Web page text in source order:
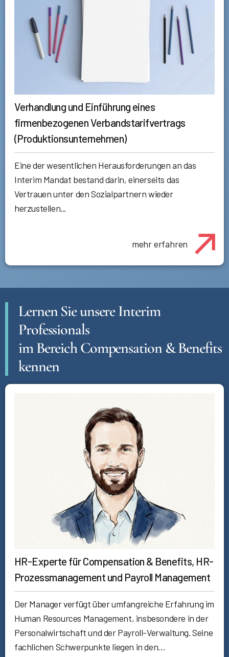
Verhandlung und Einführung eines
firmenbezogenen Verbandstarifvertrags
(Produktionsunternehmen)
Eine der wesentlichen Herausforderungen an das
Interim Mandat bestand darin, einerseits das
Vertrauen unter den Sozialpartnern wieder
herzustellen...
mehr erfahren
Lernen Sie unsere Interim
Professionals
im Bereich Compensation & Benefits
kennen
HR-Experte für Compensation & Benefits, HR-
Prozessmanagement und Payroll Management
Der Manager verfügt über umfangreiche Erfahrung im
Human Resources Management, insbesondere in der
Personalwirtschaft und der Payroll-Verwaltung. Seine
fachlichen Schwerpunkte liegen in den…